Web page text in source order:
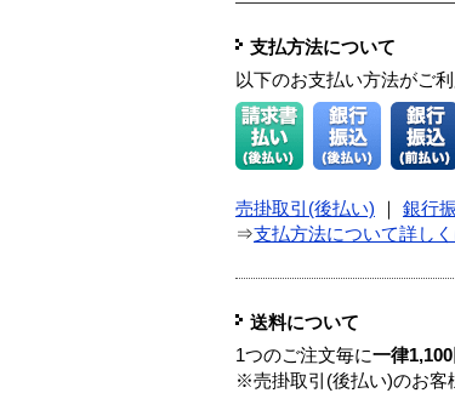
支払方法について
以下のお支払い方法がご利
売掛取引(後払い) 銀行
⇒支払方法について詳し
送料について
1つのご注文毎に一律
※売掛取引(後払い)のお客